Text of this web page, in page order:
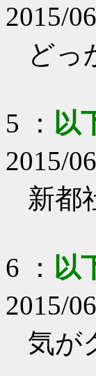
2015/
どっ
5 ： 以
2015/
新都
6 ： 以
2015/
気が